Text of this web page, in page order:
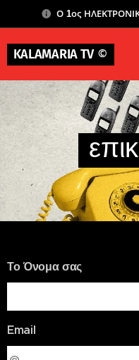
Ο 1ος
KALAMARIA TV©
Το Όνομα σας
Email